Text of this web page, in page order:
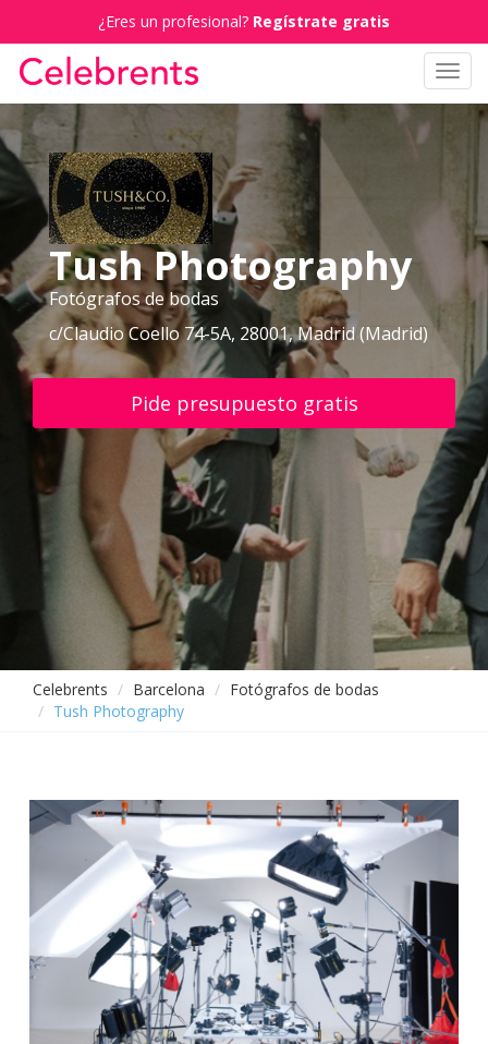
¿Eres un profesional? Regístrate gratis
Tush Photography
Fotógrafos de bodas
c/Claudio Coello 74-5A, 28001, Madrid (Madrid)
Pide presupuesto gratis
Celebrents Barcelona
Fotógrafos de bodas
Tush Photography